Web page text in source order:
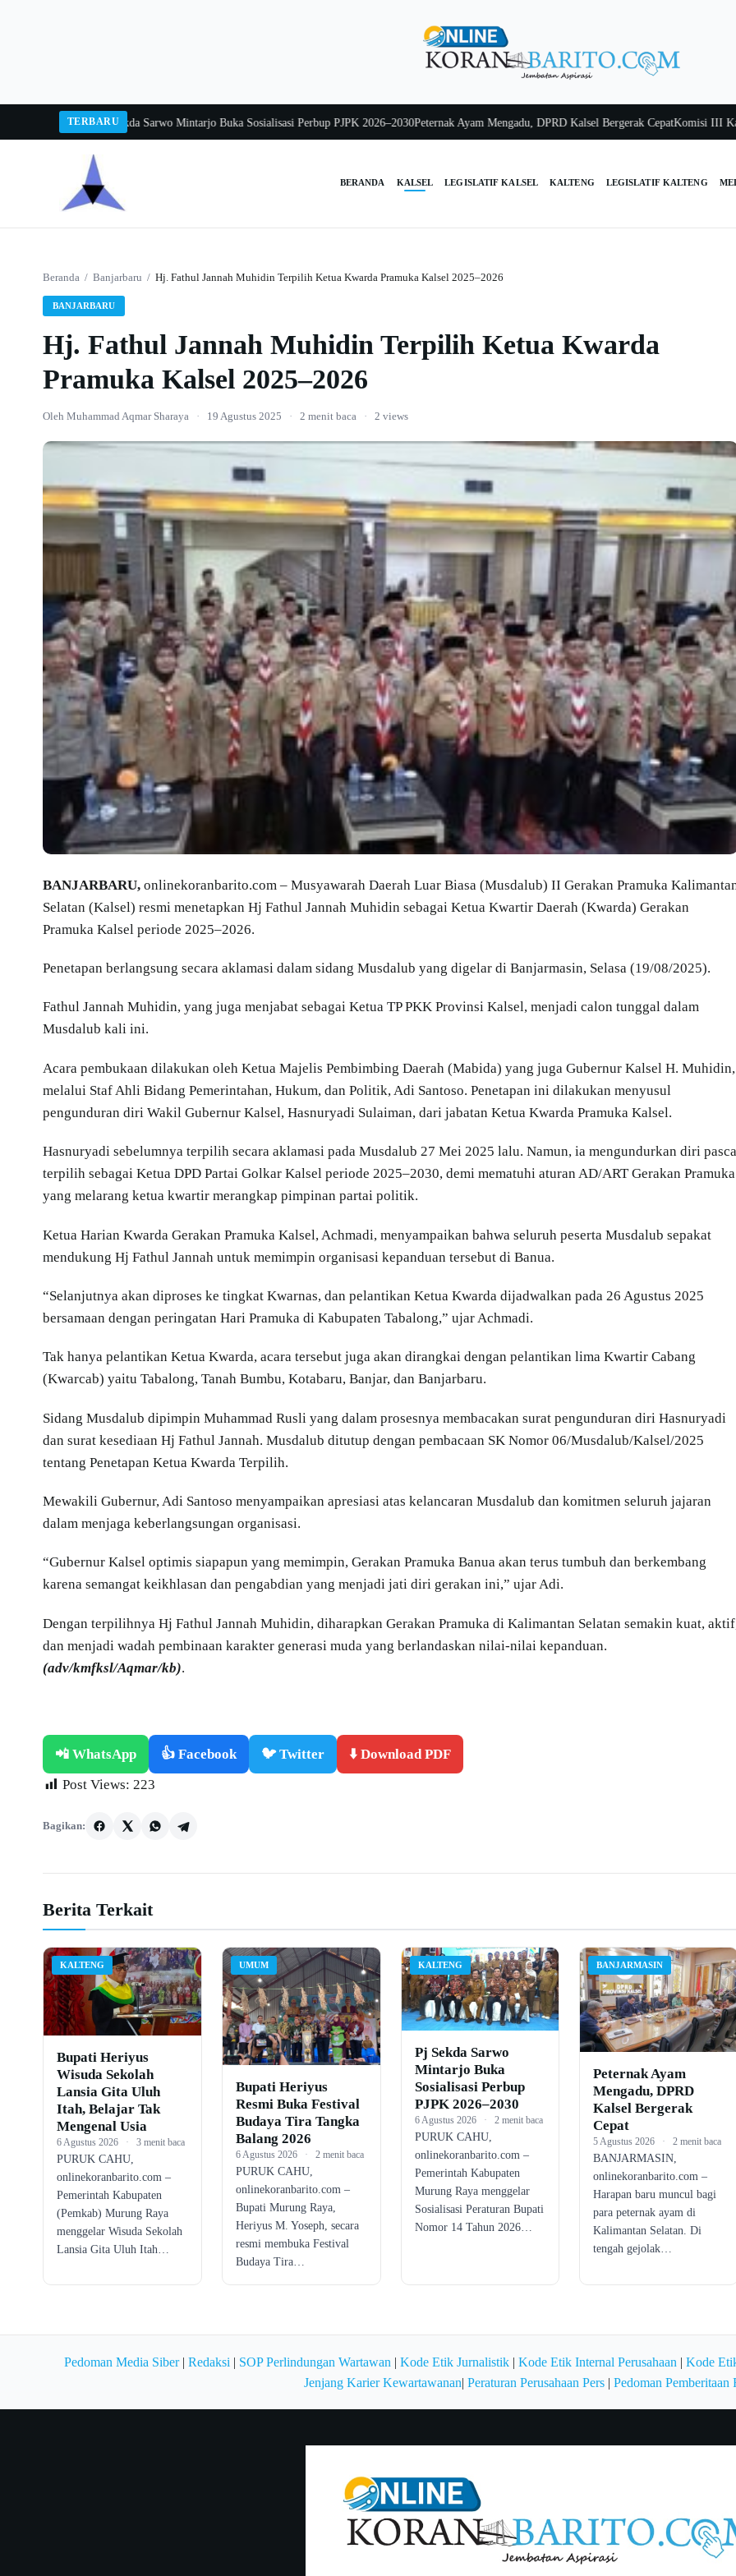
TERBARU
Pj Sekda Sarwo Mintarjo Buka Sosialisasi Perbup PJPK 2026–2030Peternak Ayam Mengadu, DPRD Kalsel Bergerak CepatKomisi III Kalsel
BERANDA KALSEL LEGISLATIF KALSEL KALTENG LEGISLATIF KALTENG
Beranda / Banjarbaru / Hj. Fathul Jannah Muhidin Terpilih Ketua Kwarda Pramuka Kalsel 2025–2026
BANJARBARU
Hj. Fathul Jannah Muhidin Terpilih Ketua Kwarda
Pramuka Kalsel 2025–2026
Oleh Muhammad Aqmar Sharaya · 19 Agustus 2025 · 2 menit baca · 2 views
BANJARBARU, onlinekoranbarito.com – Musyawarah Daerah Luar Biasa (Musdalub) II Gerakan Pramuka
Selatan (Kalsel) resmi menetapkan Hj Fathul Jannah Muhidin sebagai Ketua Kwartir Daerah (Kwarda) Gerakan
Pramuka Kalsel periode 2025–2026.
Penetapan berlangsung secara aklamasi dalam sidang Musdalub yang digelar di Banjarmasin, Selasa (19/08/2025).
Fathul Jannah Muhidin, yang juga menjabat sebagai Ketua TP PKK Provinsi Kalsel, menjadi calon tunggal dalam
Musdalub kali ini.
Acara pembukaan dilakukan oleh Ketua Majelis Pembimbing Daerah (Mabida) yang juga Gubernur Kalsel H. Muhidin,
melalui Staf Ahli Bidang Pemerintahan, Hukum, dan Politik, Adi Santoso. Penetapan ini dilakukan menyusul
pengunduran diri Wakil Gubernur Kalsel, Hasnuryadi Sulaiman, dari jabatan Ketua Kwarda Pramuka Kalsel.
Hasnuryadi sebelumnya terpilih secara aklamasi pada Musdalub 27 Mei 2025 lalu. Namun, ia mengundurkan diri pasca
terpilih sebagai Ketua DPD Partai Golkar Kalsel periode 2025–2030, demi mematuhi aturan AD/ART Gerakan Pramuka
yang melarang ketua kwartir merangkap pimpinan partai politik.
Ketua Harian Kwarda Gerakan Pramuka Kalsel, Achmadi, menyampaikan bahwa seluruh peserta Musdalub sepakat
mendukung Hj Fathul Jannah untuk memimpin organisasi kepanduan tersebut di Banua.
“Selanjutnya akan diproses ke tingkat Kwarnas, dan pelantikan Ketua Kwarda dijadwalkan pada 26 Agustus 2025
bersamaan dengan peringatan Hari Pramuka di Kabupaten Tabalong,” ujar Achmadi.
Tak hanya pelantikan Ketua Kwarda, acara tersebut juga akan dirangkai dengan pelantikan lima Kwartir Cabang
(Kwarcab) yaitu Tabalong, Tanah Bumbu, Kotabaru, Banjar, dan Banjarbaru.
Sidang Musdalub dipimpin Muhammad Rusli yang dalam prosesnya membacakan surat pengunduran diri Hasnuryadi
dan surat kesediaan Hj Fathul Jannah. Musdalub ditutup dengan pembacaan SK Nomor 06/Musdalub/Kalsel/2025
tentang Penetapan Ketua Kwarda Terpilih.
Mewakili Gubernur, Adi Santoso menyampaikan apresiasi atas kelancaran Musdalub dan komitmen seluruh jajaran
dalam menjaga keberlangsungan organisasi.
“Gubernur Kalsel optimis siapapun yang memimpin, Gerakan Pramuka Banua akan terus tumbuh dan berkembang
karena semangat keikhlasan dan pengabdian yang menjadi jati diri gerakan ini,” ujar Adi.
Dengan terpilihnya Hj Fathul Jannah Muhidin, diharapkan Gerakan Pramuka di Kalimantan Selatan semakin kuat,
dan menjadi wadah pembinaan karakter generasi muda yang berlandaskan nilai-nilai kepanduan.
(adv/kmfksl/Aqmar/kb).
📲 WhatsApp 👍 Facebook 🐦 Twitter
⬇️ Download PDF
Post Views: 223
Bagikan:
Berita Terkait
KALTENG
Bupati Heriyus
Wisuda Sekolah
Lansia Gita Uluh
Itah, Belajar Tak
Mengenal Usia
6 Agustus 2026 · 3 menit baca
PURUK CAHU,
onlinekoranbarito.com –
Pemerintah Kabupaten
(Pemkab) Murung Raya
menggelar Wisuda Sekolah
Lansia Gita Uluh Itah…
UMUM
Bupati Heriyus
Resmi Buka Festival
Budaya Tira Tangka
Balang 2026
6 Agustus 2026 · 2 menit baca
PURUK CAHU,
onlinekoranbarito.com –
Bupati Murung Raya,
Heriyus M. Yoseph, secara
resmi membuka Festival
Budaya Tira…
KALTENG
Pj Sekda Sarwo
Mintarjo Buka
Sosialisasi Perbup
PJPK 2026–2030
6 Agustus 2026 · 2 menit baca
PURUK CAHU,
onlinekoranbarito.com –
Pemerintah Kabupaten
Murung Raya menggelar
Sosialisasi Peraturan Bupati
Nomor 14 Tahun 2026…
BANJARMASIN
Peternak Ayam
Mengadu, DPRD
Kalsel Bergerak
Cepat
5 Agustus 2026 · 2 menit baca
BANJARMASIN,
onlinekoranbarito.com –
Harapan baru muncul bagi
para peternak ayam di
Kalimantan Selatan. Di
tengah gejolak…
Pedoman Media Siber| Redaksi SOP Perlindungan Wartawan Kode Etik Jurnalistik Kode Etik Internal Perusahaan
Kode
Jenjang Karier Kewartawanan| Peraturan Perusahaan Pers| Pedoman Pemberitaan